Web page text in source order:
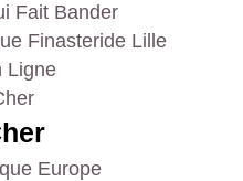
Fait Bander
Finasteride Lille
Ligne
Europe